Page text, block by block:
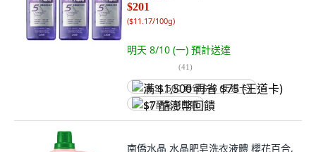
$201
($11.17/100g)
明天 8/10 (一) 預計送達
(41)
满 $1,500 再省 $75 (王道卡)
$7 酷澎幣回饋
南僑水晶 水晶肥皂洗衣液體 櫻花百合,